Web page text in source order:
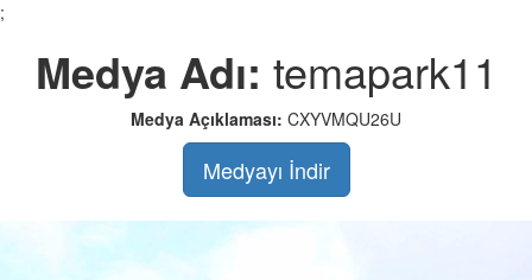
;
Medya Adı: temapark11
Medya Açıklaması: CXYVMQU26U
Medyayı İndir